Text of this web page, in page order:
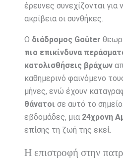
έρευνες συνεχίζονται για
ακρίβεια οι συνθήκες.
Ο διάδρομος Goûter
πιο επικίνδυνα
κατολισθήσεις βράχων
καθημερινό φαινόμενο
μήνες, ενώ έχουν
θάνατοι σε αυτό το
εβδομάδες, μια 24χρονη
επίσης τη ζωή της εκεί.
Η επιστροφή στην